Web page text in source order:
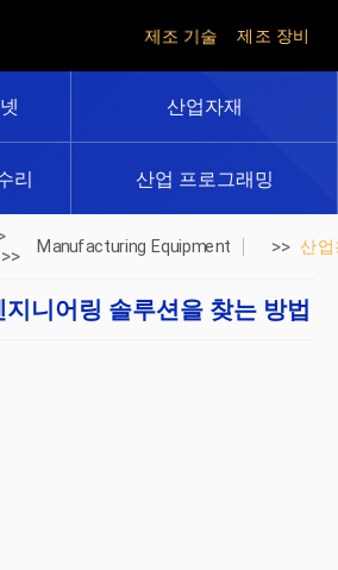
제조 기술 제조 장비
산업자재
리 산업 프로그래밍
>>
Manufacturing Equipment >> 산업
니어링 솔루션을 찾는 방법